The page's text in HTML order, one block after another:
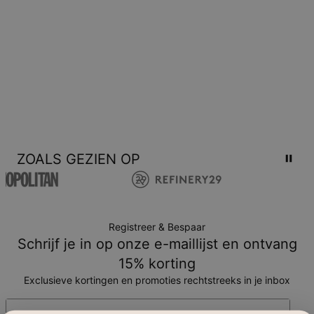
ZOALS GEZIEN OP
Registreer & Bespaar
Schrijf je in op onze e-maillijst en ontvang
15% korting
Exclusieve kortingen en promoties rechtstreeks in je inbox